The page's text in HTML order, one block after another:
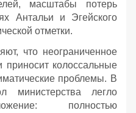
масштабы потерь
Антальи и Эгейского
отметки.
что неограниченное
приносит колоссальные
проблемы. В
легло
полностью